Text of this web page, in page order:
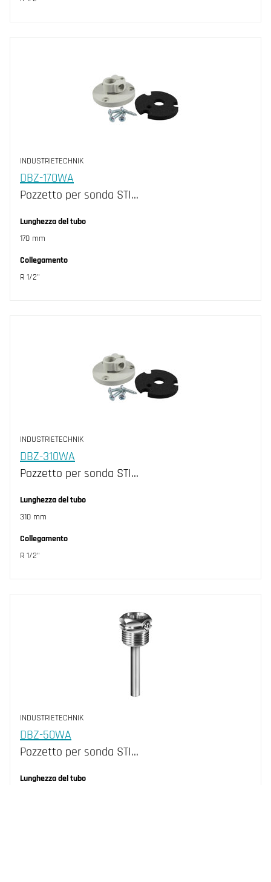
INDUSTRIETECHNIK
DBZ-170WA
Pozzetto per sonda STI…
Lunghezza del tubo
170 mm
Collegamento
R 1/2"
INDUSTRIETECHNIK
DBZ-310WA
Pozzetto per sonda STI…
Lunghezza del tubo
310 mm
Collegamento
R 1/2"
INDUSTRIETECHNIK
DBZ-50WA
Pozzetto per sonda STI…
Lunghezza del tubo